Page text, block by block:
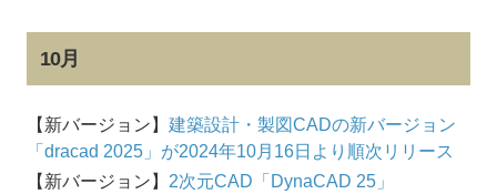
10月
【新バージョン】 建築設計・製図CADの新バージョン
「dracad 2025」が2024年10月16日より順次リリース
【新バージョン】 2次元CAD「DynaCAD 25」